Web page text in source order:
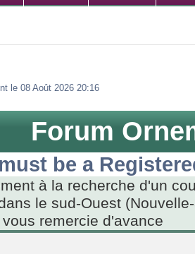
le 08 Août 2026 20:16
Forum
be a
à la recherche d'un
le sud-Ouest
remercie d'avance